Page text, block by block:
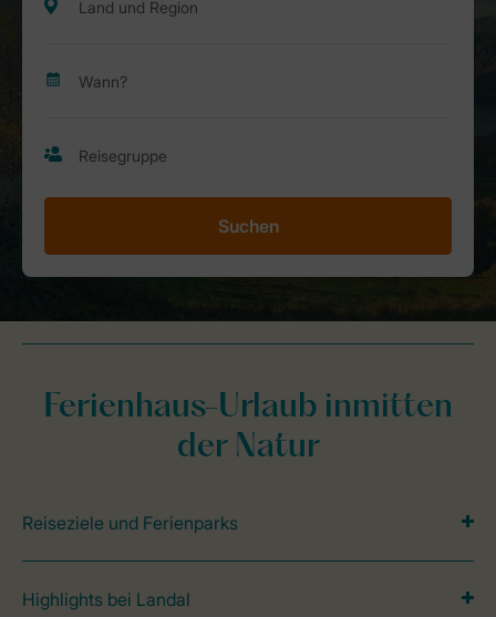
Suchen
Ferienhaus-Urlaub inmitten
der Natur
Reiseziele und Ferienparks
Highlights bei Landal